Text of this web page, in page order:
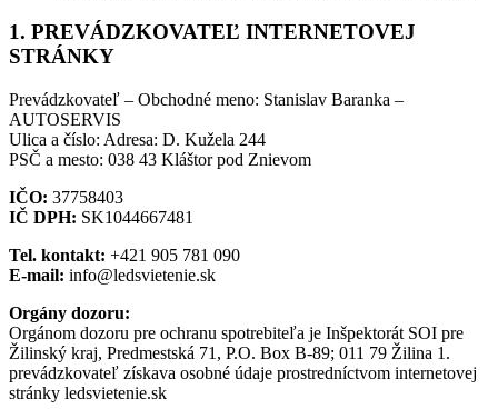
1. PREVÁDZKOVATEĽ INTERNETOVEJ
STRÁNKY
Prevádzkovateľ – Obchodné meno: Stanislav Baranka –
AUTOSERVIS
Ulica a číslo: Adresa: D. Kužela 244
PSČ a mesto: 038 43 Kláštor pod Znievom
IČO: 37758403
IČ DPH: SK1044667481
Tel. kontakt: +421 905 781 090
E-mail: info@ledsvietenie.sk
Orgány dozoru:
Orgánom dozoru pre ochranu spotrebiteľa je Inšpektorát SOI pre
Žilinský kraj, Predmestská 71, P.O. Box B-89; 011 79 Žilina 1.
prevádzkovateľ získava osobné údaje prostredníctvom internetovej
stránky ledsvietenie.sk